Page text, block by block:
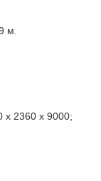
м.
x 2360 x 9000;